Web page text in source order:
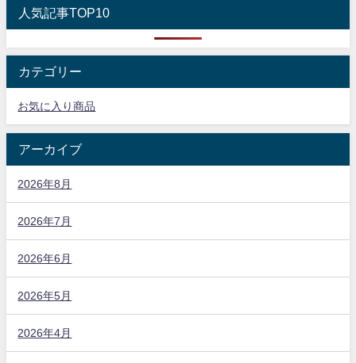
人気記事TOP10
カテゴリー
お気に入り商品
アーカイブ
2026年8月
2026年7月
2026年6月
2026年5月
2026年4月